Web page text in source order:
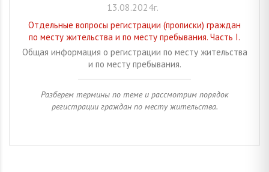
13.08.2024г.
Отдельные вопросы регистрации (прописки) граждан
по месту жительства и по месту пребывания. Часть I.
Общая информация о регистрации по месту жительства
и по месту пребывания.
Разберем термины по теме и рассмотрим порядок
регистрации граждан по месту жительства.